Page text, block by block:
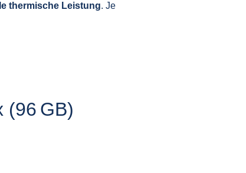
thermische Leistung. Je
(96 GB)